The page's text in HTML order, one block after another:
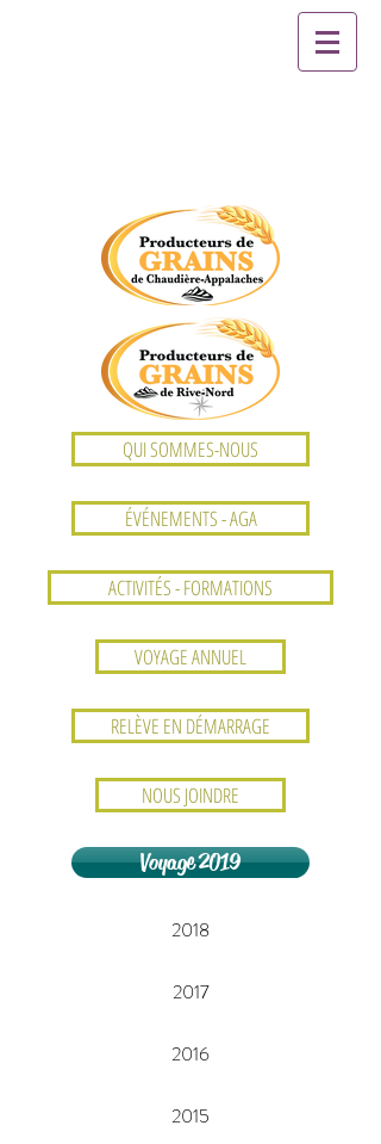
QUI SOMMES-NOUS
ÉVÉNEMENTS - AGA
ACTIVITÉS - FORMATIONS
VOYAGE ANNUEL
RELÈVE EN DÉMARRAGE
NOUS JOINDRE
Voyage 2019
2018
2017
2016
2015